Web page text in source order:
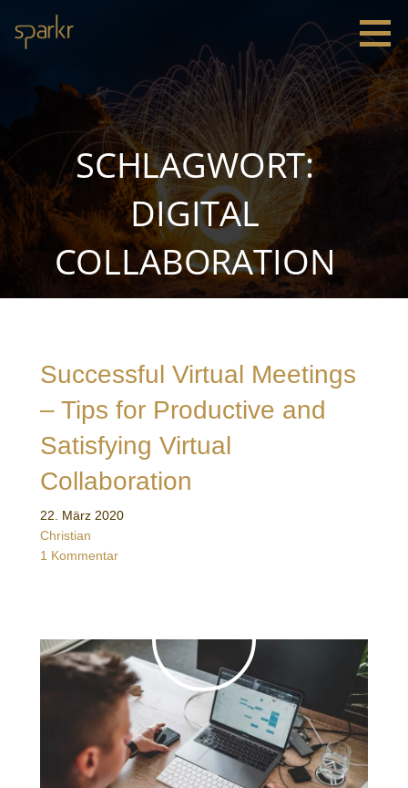
Inhalt
springen
Innovation
SCHLAGWORT:
DIGITAL
COLLABORATION
Successful Virtual Meetings
– Tips for Productive and
Satisfying Virtual
Collaboration
22. März 2020
Christian
1 Kommentar